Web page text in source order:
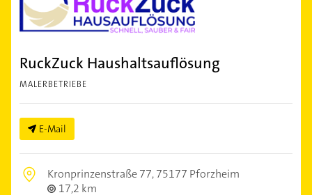
RuckZuck Haushaltsauflösung
MALERBETRIEBE
E-Mail
Kronprinzenstraße 77,75177 Pforzheim
17,2 km